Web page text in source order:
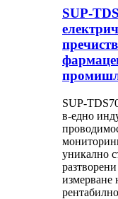
SUP-
SUP-
в-едно
уникално
измерване